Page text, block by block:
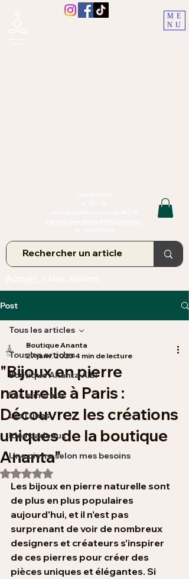
ME
NU
Post
Tous les articles
Boutique Ananta Albi
Les minéraux
Les Lunes
Idée cadeaux
Une pierre selon mes besoins
Tous les articles
"Bijoux en pierre
naturelle à Paris :
Découvrez les créations
uniques de la boutique
Ananta"
Boutique Ananta
27 janv. 2023 4 min de lecture
Noté NaN étoiles sur 5.
Les bijoux en pierre naturelle sont
de plus en plus populaires
aujourd'hui, et il n'est pas
surprenant de voir de nombreux
designers et créateurs s'inspirer
de ces pierres pour créer des
pièces uniques et élégantes. Si